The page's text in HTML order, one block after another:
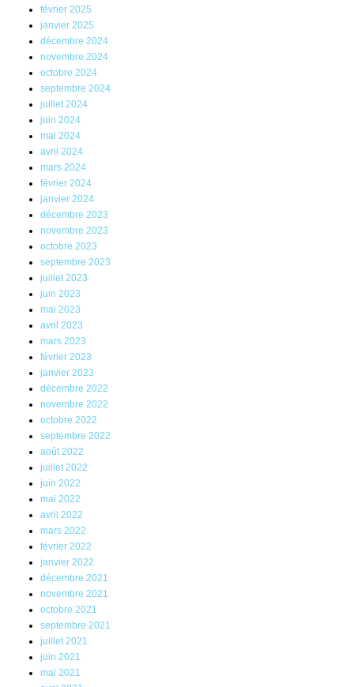
février 2025
janvier 2025
décembre 2024
novembre 2024
octobre 2024
septembre 2024
juillet 2024
juin 2024
mai 2024
avril 2024
mars 2024
février 2024
janvier 2024
décembre 2023
novembre 2023
octobre 2023
septembre 2023
juillet 2023
juin 2023
mai 2023
avril 2023
mars 2023
février 2023
janvier 2023
décembre 2022
novembre 2022
octobre 2022
septembre 2022
août 2022
juillet 2022
juin 2022
mai 2022
avril 2022
mars 2022
février 2022
janvier 2022
décembre 2021
novembre 2021
octobre 2021
septembre 2021
juillet 2021
juin 2021
mai 2021